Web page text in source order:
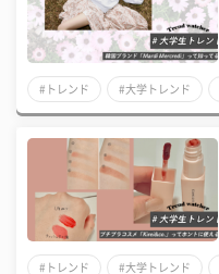
#トレンド #大学トレンド
#トレンド #大学トレンド